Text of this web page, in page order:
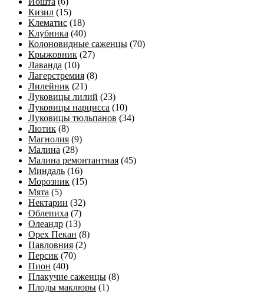
Кизил (15)
Клематис (18)
Клубника (40)
Колоновидные саженцы (70)
Крыжовник (27)
Лаванда (10)
Лагерстремия (8)
Лилейник (21)
Луковицы лилий (23)
Луковицы нарцисса (10)
Луковицы тюльпанов (34)
Лютик (8)
Магнолия (9)
Малина (28)
Малина ремонтантная (45)
Миндаль (16)
Морозник (15)
Мята (5)
Нектарин (32)
Облепиха (7)
Олеандр (13)
Орех Пекан (8)
Павловния (2)
Персик (70)
Пион (40)
Плакучие саженцы (8)
Плоды маклюры (1)